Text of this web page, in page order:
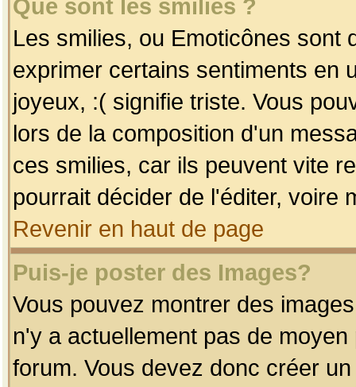
Que sont les smilies ?
Les smilies, ou Emoticônes sont
exprimer certains sentiments en
joyeux, :( signifie triste. Vous
lors de la composition d'un
ces smilies, car ils peuvent vite
pourrait décider de l'éditer, voire
Revenir en haut de page
Puis-je poster des Images?
Vous pouvez montrer des
n'y a actuellement pas de
forum. Vous devez donc créer